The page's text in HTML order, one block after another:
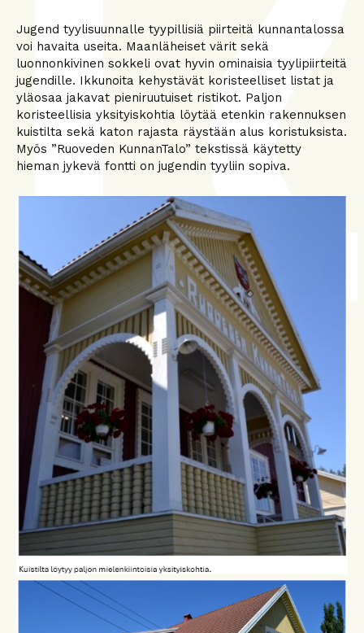
Jugend tyylisuunnalle tyypillisiä piirteitä kunnantalossa
voi havaita useita. Maanläheiset värit sekä
luonnonkivinen sokkeli ovat hyvin ominaisia tyylipiirteitä
jugendille. Ikkunoita kehystävät koristeelliset listat ja
yläosaa jakavat pieniruutuiset ristikot. Paljon
koristeellisia yksityiskohtia löytää etenkin rakennuksen
kuistilta sekä katon rajasta räystään alus koristuksista.
Myös ”Ruoveden KunnanTalo” tekstissä käytetty
hieman jykevä fontti on jugendin tyyliin sopiva.